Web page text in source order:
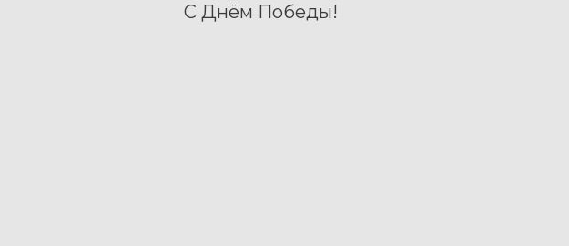
С Днём Победы!